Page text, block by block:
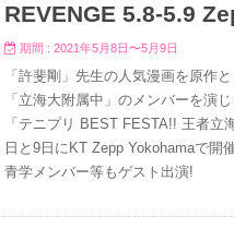
REVENGE 5.8-5.9
期間 : 2021年5月8日〜5月9日
「許斐剛」先生の人気漫画を原作
「立海大附属中」のメンバーを演
「テニプリ BEST FESTA!! 王者立
日と9日にKT Zepp Yokohamaで開
青学メンバー等もゲスト出演!